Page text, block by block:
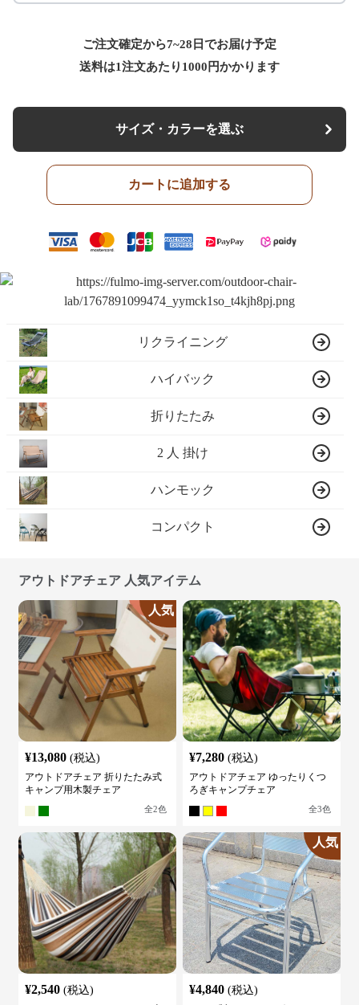
ご注文確定から7~28日でお届け予定
送料は1注文あたり 1000 円かかります
サイズ・カラーを選ぶ
カートに追加する
リクライニング
ハイバック
折りたたみ
2 人 掛け
ハンモック
コンパクト
アウトドアチェア 人気アイテム
人気
¥13,080 (税込)
アウトドアチェア 折りたたみ式
キャンプ用木製チェア
全2色
¥7,280 (税込)
アウトドアチェア ゆったりくつ
ろぎキャンプチェア
全3色
¥2,540 (税込)
人気
¥4,840 (税込)